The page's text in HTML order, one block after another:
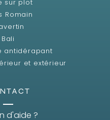
sur plot
Romain
Bali
antidérapant
et extérieur
d'aide ?